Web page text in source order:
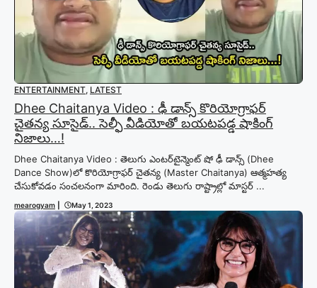
ENTERTAINMENT, LATEST
Dhee Chaitanya Video : ఢీ డాన్స్ కొరియోగ్రాఫర్
చైతన్య సూసైడ్.. సెల్ఫీ వీడియోతో బయటపడ్డ షాకింగ్
నిజాలు…!
Dhee Chaitanya Video : తెలుగు ఎంటర్‌టైన్మెంట్ షో ఢీ డాన్స్ (Dhee
Dance Show)లో కొరియోగ్రాఫర్ చైతన్య (Master Chaitanya) ఆత్మహత్య
చేసుకోవడం సంచలనంగా మారింది. రెండు తెలుగు రాష్ట్రాల్లో మాస్టర్ ...
mearogyam May 1, 2023